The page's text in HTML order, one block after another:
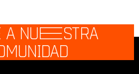
A NUESTRA